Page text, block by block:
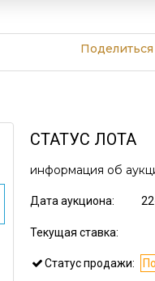
Поделиться
СТАТУС ЛОТА
информация об
Дата аукциона:
Текущая ставка:
Статус продажи: